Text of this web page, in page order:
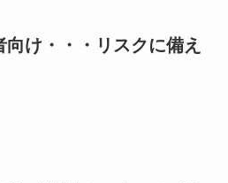
け・・・リスクに備え